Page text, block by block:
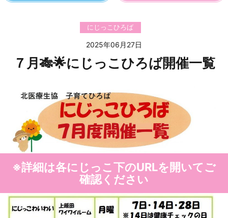
にじっこひろば
2025年06月27日
７月🎋🌟にじっこひろば開催一覧
※詳細は各にじっこ下のURLを開いてご
確認ください